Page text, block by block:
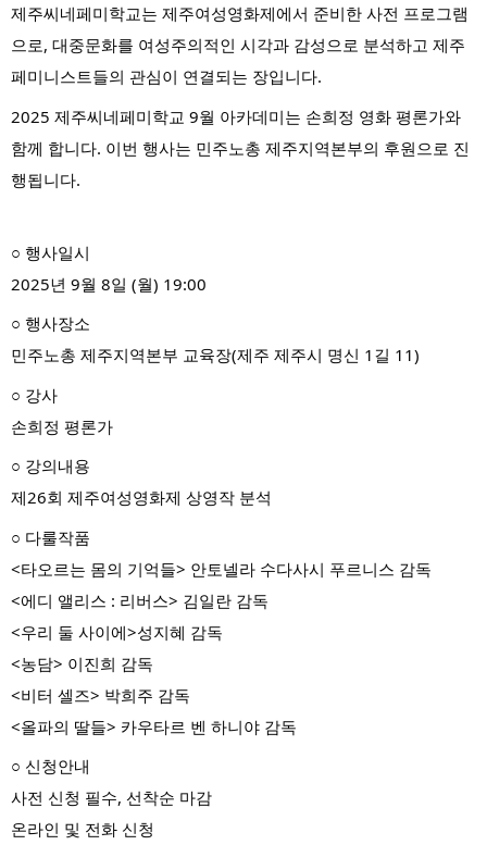
제주씨네페미학교는 제주여성영화제에서 준비한 사전 프로그램
으로, 대중문화를 여성주의적인 시각과 감성으로 분석하고 제주
페미니스트들의 관심이 연결되는 장입니다.
2025 제주씨네페미학교 9월 아카데미는 손희정 영화 평론가와
함께 합니다. 이번 행사는 민주노총 제주지역본부의 후원으로 진
행됩니다.
○ 행사일시
2025년 9월 8일 (월) 19:00
○ 행사장소
민주노총 제주지역본부 교육장(제주 제주시 명신 1길 11)
○ 강사
손희정 평론가
○ 강의내용
제26회 제주여성영화제 상영작 분석
○ 다룰작품
<타오르는 몸의 기억들> 안토넬라 수다사시 푸르니스 감독
<에디 앨리스 : 리버스> 김일란 감독
<우리 둘 사이에>성지혜 감독
<농담> 이진희 감독
<비터 셀즈> 박희주 감독
<올파의 딸들> 카우타르 벤 하니야 감독
○ 신청안내
사전 신청 필수, 선착순 마감
온라인 및 전화 신청